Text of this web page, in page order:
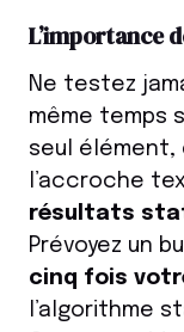
L’importance
Ne testez
même temps
seul élément,
l’accroche
résultats
Prévoyez un
cinq fois
l’algorithme